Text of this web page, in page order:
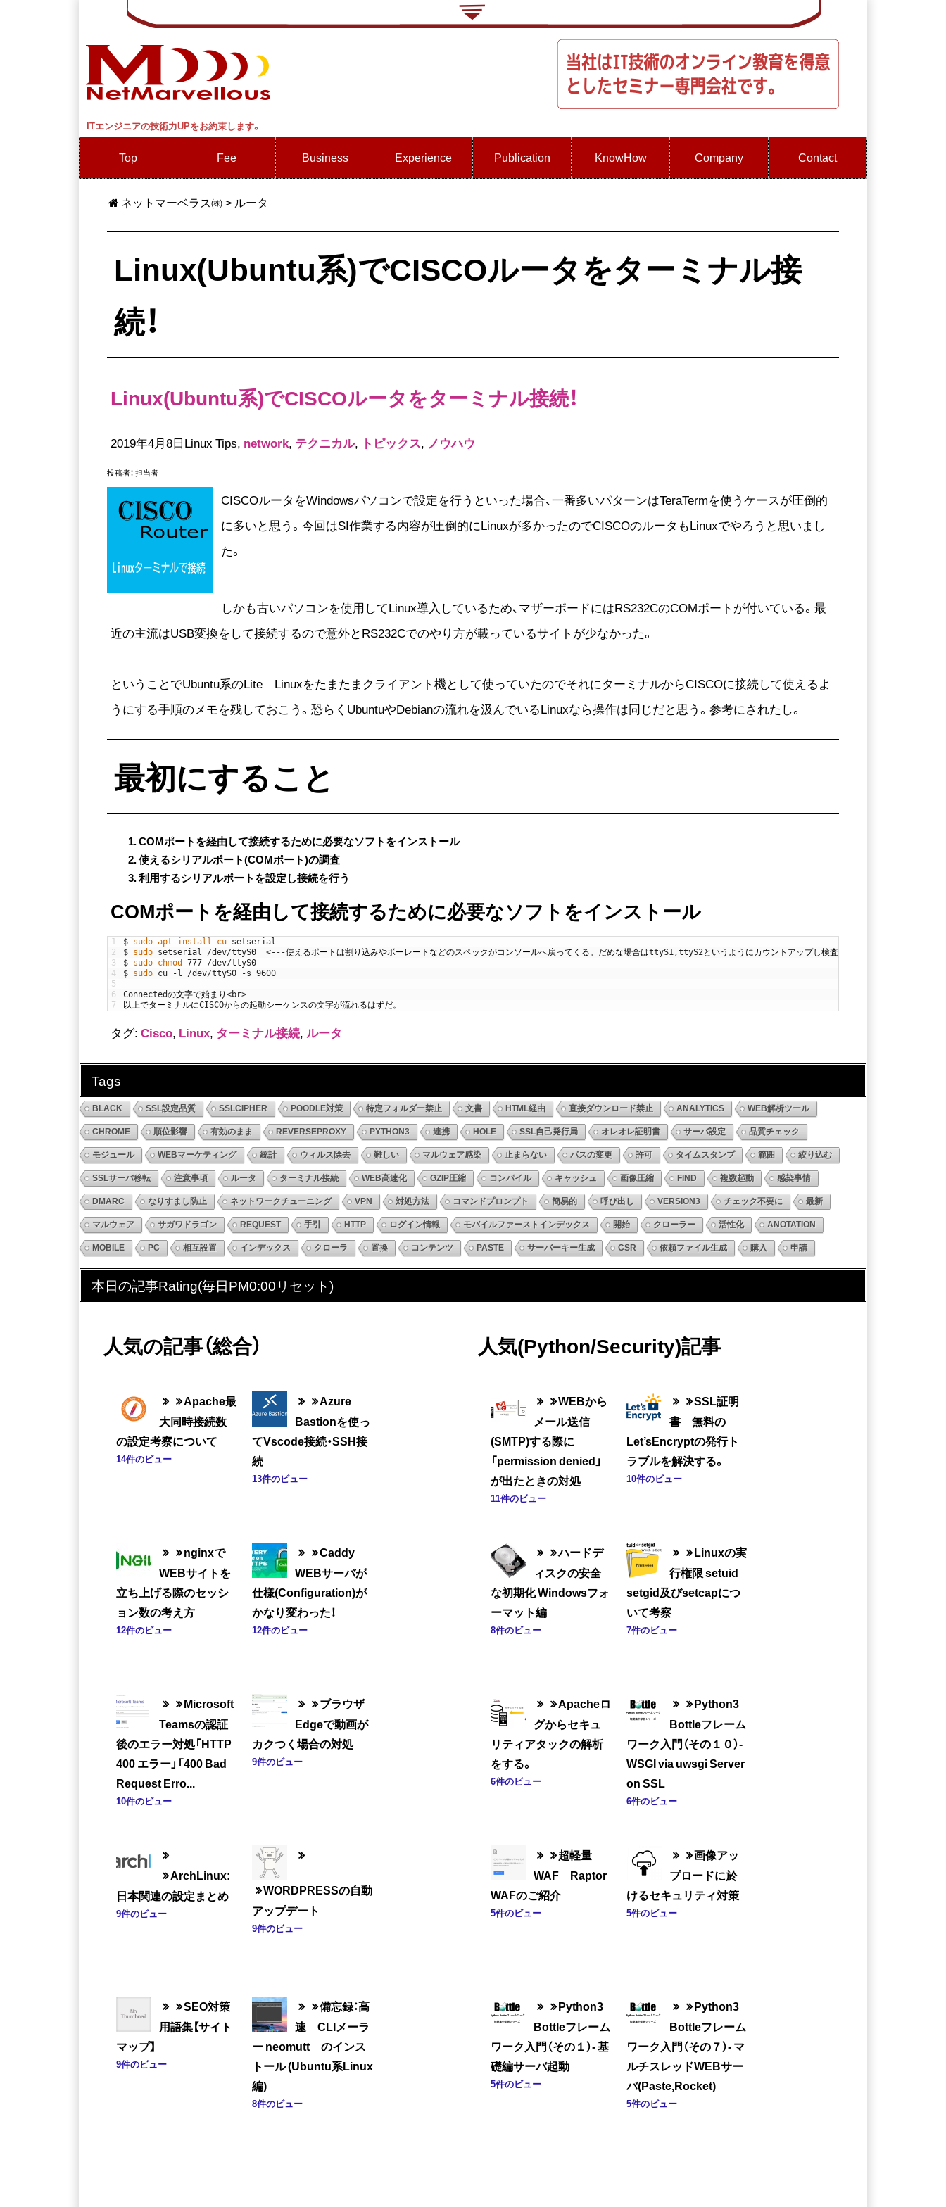
ITエンジニアの技術力UPをお約束します。
Top Fee Business Experience Publication KnowHow Company Contact
ネットマーベラス㈱> ルータ
Linux(Ubuntu系)でCISCOルータをターミナル接
続！
Linux(Ubuntu系)でCISCOルータをターミナル接続！
2019年4月8日Linux Tips, network, テクニカル, トピックス, ノウハウ
投稿者：担当者
CISCOルータをWindowsパソコンで設定を行うといった場合、一番多いパターンはTeraTermを使うケースが圧倒的
に多いと思う。今回はSI作業する内容が圧倒的にLinuxが多かったのでCISCOのルータもLinuxでやろうと思いまし
た。
しかも古いパソコンを使用してLinux導入しているため、マザーボードにはRS232CのCOMポートが付いている。最
近の主流はUSB変換をして接続するので意外とRS232Cでのやり方が載っているサイトが少なかった。
ということでUbuntu系のLite Linuxをたまたまクライアント機として使っていたのでそれにターミナルからCISCOに接続して使えるよ
うにする手順のメモを残しておこう。恐らくUbuntuやDebianの流れを汲んでいるLinuxなら操作は同じだと思う。参考にされたし。
最初にすること
COMポートを経由して接続するために必要なソフトをインストール
使えるシリアルポート(COMポート)の調査
利用するシリアルポートを設定し接続を行う
COMポートを経由して接続するために必要なソフトをインストール
1
2
3
4
5
6
7
$ sudo apt install cu setserial
$ sudo setserial /dev/ttyS0 <-- -使えるポートは割り込みやボーレートなどのスペックがコンソールへ戻ってくる。だめな場合はttyS1,ttyS2というようにカウントアップし検査する。
$ sudo chmod 777 /dev/ttyS0
$ sudo cu - l /dev/ttyS0 -s 9600
Connectedの文字で始まり <br>
以上でターミナルにCISCOからの起動シーケンスの文字が流れるはずだ。
タグ: Cisco, Linux, ターミナル接続, ルータ
Tags
BLACK SSL設定品質 SSLCIPHER POODLE対策 特定フォルダー禁止 文書 HTML経由 直接ダウンロード禁止 ANALYTICS WEB解析ツール
CHROME 順位影響 有効のまま REVERSEPROXY PYTHON3 連携 HOLE SSL自己発行局 オレオレ証明書 サーバ設定 品質チェック
モジュール WEBマーケティング 統計 ウィルス除去 難しい マルウェア感染 止まらない パスの変更 許可 タイムスタンプ 範囲 絞り込む
SSLサーバ移転 注意事項 ルータ ターミナル接続 WEB高速化 GZIP圧縮 コンパイル キャッシュ 画像圧縮 FIND 複数起動 感染事情
DMARC なりすまし防止 ネットワークチューニング VPN 対処方法 コマンドプロンプト 簡易的 呼び出し VERSION3 チェック不要に 最新
マルウェア サガワドラゴン REQUEST 手引 HTTP ログイン情報 モバイルファーストインデックス 開始 クローラー 活性化 ANOTATION
MOBILE PC 相互設置 インデックス クローラ 置換 コンテンツ PASTE サーバーキー生成 CSR 依頼ファイル生成 購入 申請
本日の記事Rating(毎日PM0:00リセット)
人気の記事（総合）
Apache最
大同時接続数
の設定考察について
14件のビュー
Azure
Bastionを使っ
てVscode接続・SSH接
続
13件のビュー
nginxで
WEBサイトを
立ち上げる際のセッシ
ョン数の考え方
12件のビュー
Caddy
WEBサーバが
仕様(Configuration)が
かなり変わった！
12件のビュー
Microsoft
Teamsの認証
後のエラー対処「HTTP
400 エラー」「400 Bad
Request Erro...
10件のビュー
ブラウザ
Edgeで動画が
カクつく場合の対処
9件のビュー
ArchLinux:
日本関連の設定まとめ
9件のビュー
WORDPRESSの自動
アップデート
9件のビュー
SEO対策
用語集【サイト
マップ】
9件のビュー
備忘録：高
速 CLIメーラ
ー neomutt のインス
トール (Ubuntu系Linux
編)
8件のビュー
人気(Python/Security)記事
WEBから
メール送信
(SMTP)する際に
「permission denied」
が出たときの対処
11件のビュー
SSL証明
書 無料の
Let’sEncryptの発行ト
ラブルを解決する。
10件のビュー
ハードデ
ィスクの安全
な初期化 Windowsフォ
ーマット編
8件のビュー
Linuxの実
行権限 setuid
setgid及びsetcapにつ
いて考察
7件のビュー
Apacheロ
グからセキュ
リティアタックの解析
をする。
6件のビュー
Python3
Bottleフレーム
ワーク入門（その１０）-
WSGI via uwsgi Server
on SSL
6件のビュー
超軽量
WAF Raptor
WAFのご紹介
5件のビュー
画像アッ
プロードに於
けるセキュリティ対策
5件のビュー
Python3
Bottleフレーム
ワーク入門（その１）- 基
礎編サーバ起動
5件のビュー
Python3
Bottleフレーム
ワーク入門（その７）- マ
ルチスレッドWEBサー
バ(Paste,Rocket)
5件のビュー